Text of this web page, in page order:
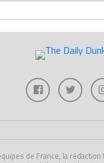
de France, la